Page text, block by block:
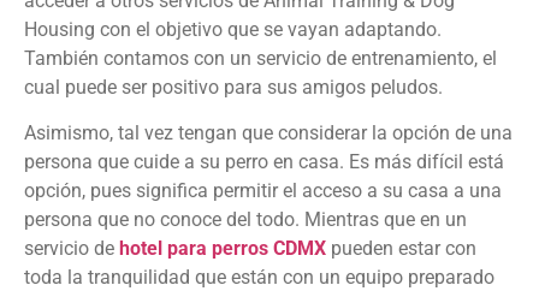
Housing con el objetivo que se vayan adaptando.
También contamos con un servicio de entrenamiento, el
cual puede ser positivo para sus amigos peludos.
Asimismo, tal vez tengan que considerar la opción de una
persona que cuide a su perro en casa. Es más difícil está
opción, pues significa permitir el acceso a su casa a una
persona que no conoce del todo. Mientras que en un
servicio de hotel para perros CDMX pueden estar con
toda la tranquilidad que están con un equipo preparado